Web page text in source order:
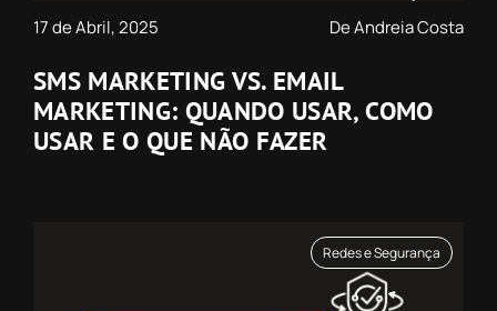
17 de Abril, 2025 De Andreia Costa
SMS MARKETING VS. EMAIL
MARKETING: QUANDO USAR, COMO
USAR E O QUE NÃO FAZER
Redes e Segurança